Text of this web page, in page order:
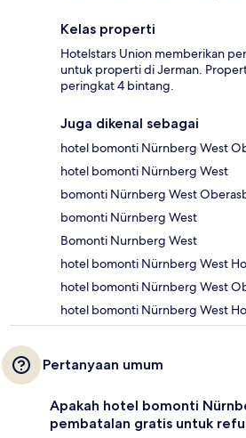
Kelas properti
Hotelstars Union memberikan
untuk properti di Jerman.
peringkat 4 bintang.
Juga dikenal sebagai
hotel bomonti Nürnberg West
hotel bomonti Nürnberg West
bomonti Nürnberg West
bomonti Nürnberg West
Bomonti Nurnberg West
hotel bomonti Nürnberg West
hotel bomonti Nürnberg West
hotel bomonti Nürnberg West
Pertanyaan umum
Apakah hotel bomonti
pembatalan gratis untuk